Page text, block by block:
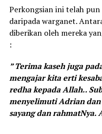
Perkongsian ini telah
daripada warganet.
diberikan oleh mereka
:
” Terima kaseh juga
mengajar kita erti
redha kepada Allah..
menyelimuti Adrian dan
sayang dan rahmatNya.